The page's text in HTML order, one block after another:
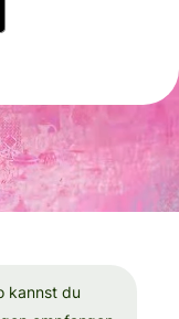
kannst du